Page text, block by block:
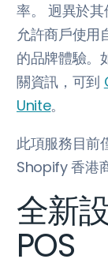
率。 迥異於其
允許商戶使用
的品牌體驗。
關資訊，可到
Unite。
此項服務目前
Shopify 香港
全新
POS